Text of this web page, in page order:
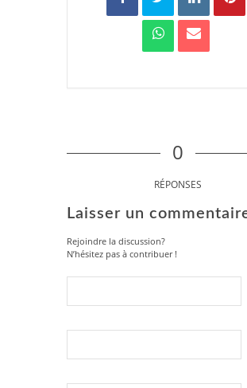
0
RÉPONSES
Laisser un
Rejoindre la discussion?
N’hésitez pas à contribuer !